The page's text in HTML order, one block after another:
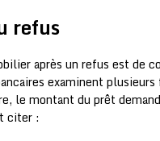
refus
après un refus est de
examinent
le montant du prêt
citer :